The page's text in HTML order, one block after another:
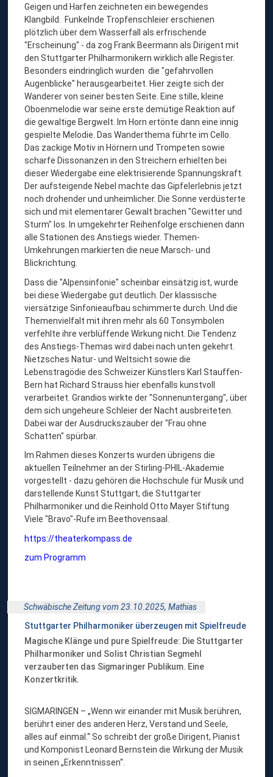
Geigen und Harfen zeichneten ein bewegendes
Klangbild. Funkelnde Tropfenschleier erschienen
plötzlich über dem Wasserfall als erfrischende
"Erscheinung" - da zog Frank Beermann als Dirigent mit
den Stuttgarter Philharmonikern wirklich alle Register.
Besonders eindringlich wurden die "gefahrvollen
Augenblicke" herausgearbeitet. Hier zeigte sich der
Wanderer von seiner besten Seite. Eine stille, kleine
Oboenmelodie war seine erste demütige Reaktion auf
die gewaltige Bergwelt. Im Horn ertönte dann eine innig
gespielte Melodie. Das Wanderthema führte im Cello.
Das zackige Motiv in Hörnern und Trompeten sowie
scharfe Dissonanzen in den Streichern erhielten bei
dieser Wiedergabe eine elektrisierende Spannungskraft.
Der aufsteigende Nebel machte das Gipfelerlebnis jetzt
noch drohender und unheimlicher. Die Sonne verdüsterte
sich und mit elementarer Gewalt brachen "Gewitter und
Sturm" los. In umgekehrter Reihenfolge erschienen dann
alle Stationen des Anstiegs wieder. Themen-
Umkehrungen markierten die neue Marsch- und
Blickrichtung.
Dass die "Alpensinfonie" scheinbar einsätzig ist, wurde
bei diese Wiedergabe gut deutlich. Der klassische
viersätzige Sinfonieaufbau schimmerte durch. Und die
Themenvielfalt mit ihren mehr als 60 Tonsymbolen
verfehlte ihre verblüffende Wirkung nicht. Die Tendenz
des Anstiegs-Themas wird dabei nach unten gekehrt.
Nietzsches Natur- und Weltsicht sowie die
Lebenstragödie des Schweizer Künstlers Karl Stauffen-
Bern hat Richard Strauss hier ebenfalls kunstvoll
verarbeitet. Grandios wirkte der "Sonnenuntergang", über
dem sich ungeheure Schleier der Nacht ausbreiteten.
Dabei war der Ausdruckszauber der "Frau ohne
Schatten" spürbar.
Im Rahmen dieses Konzerts wurden übrigens die
aktuellen Teilnehmer an der Stirling-PHIL-Akademie
vorgestellt - dazu gehören die Hochschule für Musik und
darstellende Kunst Stuttgart, die Stuttgarter
Philharmoniker und die Reinhold Otto Mayer Stiftung.
Viele "Bravo"-Rufe im Beethovensaal.
https://theaterkompass.de
zum Programm
Schwäbische Zeitung vom 23.10.2025,Mathias
Stuttgarter Philharmoniker überzeugen mit Spielfreude
Magische Klänge und pure Spielfreude: Die Stuttgarter
Philharmoniker und Solist Christian Segmehl
verzauberten das Sigmaringer Publikum. Eine
Konzertkritik.
SIGMARINGEN – „Wenn wir einander mit Musik berühren,
berührt einer des anderen Herz, Verstand und Seele,
alles auf einmal.“ So schreibt der große Dirigent, Pianist
und Komponist Leonard Bernstein die Wirkung der Musik
in seinen „Erkenntnissen“.